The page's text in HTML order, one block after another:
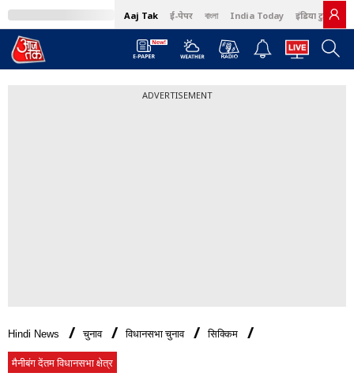
Aaj Tak ई-पेपर বাংলা India Today इंडिया टुडे हिंदी
ADVERTISEMENT
Hindi News चुनाव विधानसभा चुनाव सिक्किम
मैनीबंग देंतम विधानसभा क्षेत्र